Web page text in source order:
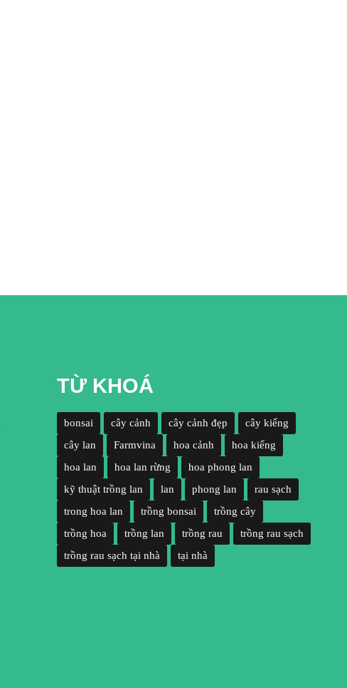
TỪ KHOÁ
bonsai cây cảnh cây cảnh đẹp
cây kiểng
cây lan
Farmvina hoa cảnh
hoa kiểng
hoa lan
hoa lan rừng
hoa phong lan
kỹ thuật trồng lan
lan phong lan
rau sạch
trong hoa lan
trồng bonsai
trồng cây
trồng hoa
trồng lan trồng rau
trồng rau sạch
trồng rau sạch tại nhà
tại nhà